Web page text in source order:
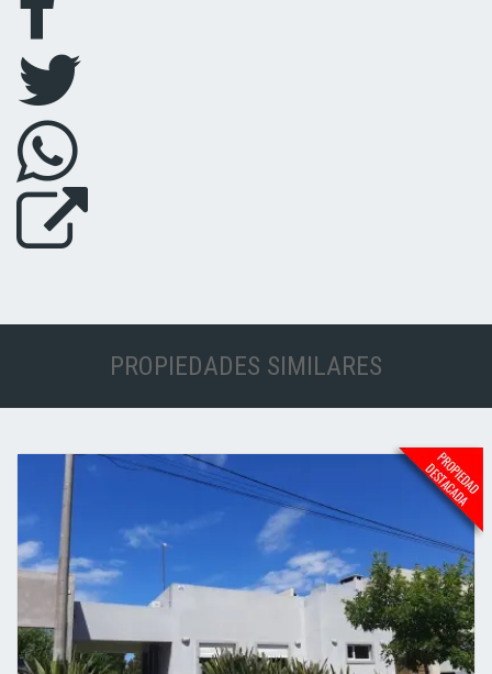
PROPIEDADES SIMILARES